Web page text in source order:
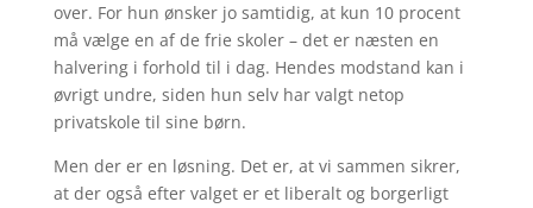
over. For hun ønsker jo samtidig, at kun 10 procent
må vælge en af de frie skoler – det er næsten en
halvering i forhold til i dag. Hendes modstand kan i
øvrigt undre, siden hun selv har valgt netop
privatskole til sine børn.
Men der er en løsning. Det er, at vi sammen sikrer,
at der også efter valget er et liberalt og borgerligt